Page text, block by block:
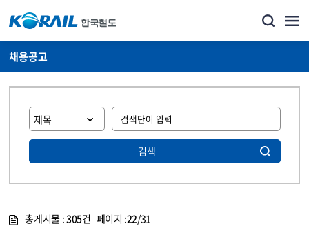
채용공고
검색
총게시물 :305건 페이지 :22/31